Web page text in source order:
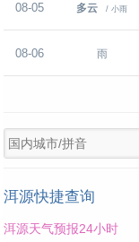
08-05 多云 / 小雨
08-06 雨
洱源快捷查询
洱源天气预报24小时